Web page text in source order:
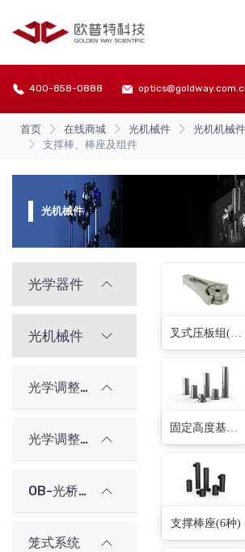
400-858-0888
首页 在线商城 光机械件
光机机械
支撑棒、棒座及组件
光机械件
光学器件
光机械件
光学调整架
光学调整架（老型号）
OB-光桥光学架构系统
笼式系统
叉式压板组(2种)
固定高度基座(6种)
支撑棒座(6种)